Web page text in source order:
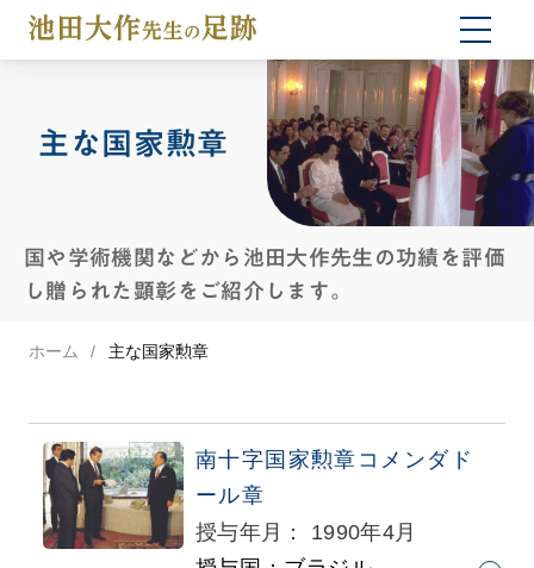
主な国家勲章
国や学術機関などから池田大作先生の功績を評価
し贈られた顕彰をご紹介します。
ホーム 主な国家勲章
南十字国家勲章コメンダド
ール章
授与年月： 1990年4月